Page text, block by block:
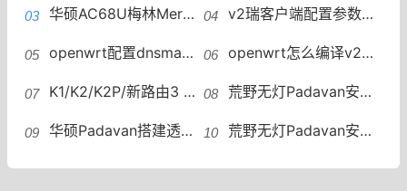
华硕AC68U梅林Merlin固件安装v2瑞离线安装包,梅林固件安装v2瑞离线安装包 v2瑞客户端配置参数client-config.json文件，client-config.json文件设置
openwrt配置dnsmasq、doh、v2瑞解决方案,v2瑞配置文件client-config.json设置,openwrt配置v2瑞教程 openwrt怎么编译v2瑞?openwrt安装v2瑞教程，v2瑞配置文件client-config.json设置
K1/K2/K2P/新路由3 Padavan v2一键v2瑞脚本带公益节点新路由3 Padavan一键v2瑞脚本 荒野无灯Padavan安装v2瑞及配置，K2P/新3/K2Padavan安装v2瑞，v2瑞放进路由USB或TF卡
华硕Padavan搭建透明代理配置，荒野无灯已植入v2瑞固件（脚本启动v2瑞方式） 荒野无灯Padavan安装v2瑞及配置，padavan安装v2瑞设置教程padavan配置v2瑞